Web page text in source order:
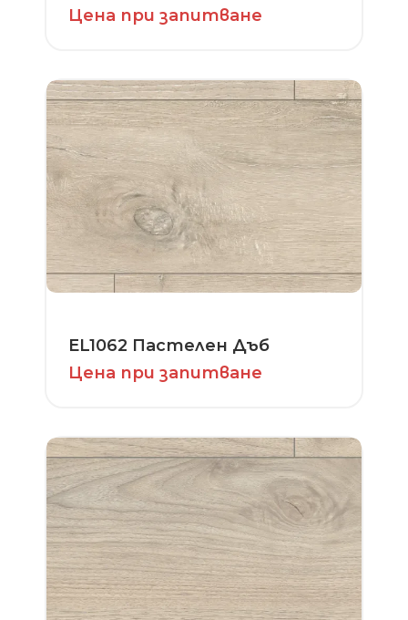
Цена при запитване
EL1062 Пастелен Дъб
Цена при запитване